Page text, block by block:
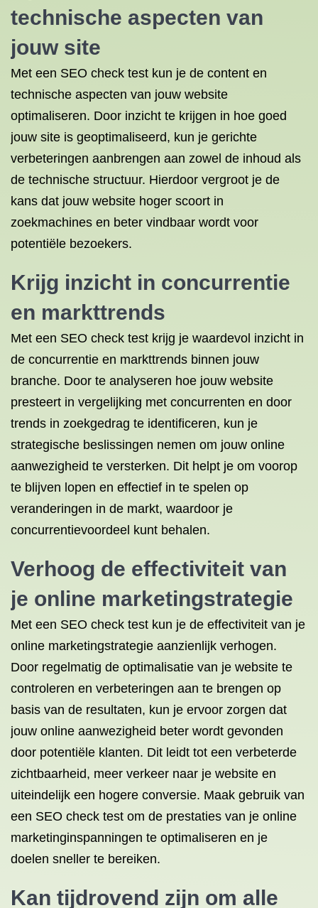
technische aspecten van
jouw site
Met een SEO check test kun je de content en
technische aspecten van jouw website
optimaliseren. Door inzicht te krijgen in hoe goed
jouw site is geoptimaliseerd, kun je gerichte
verbeteringen aanbrengen aan zowel de inhoud als
de technische structuur. Hierdoor vergroot je de
kans dat jouw website hoger scoort in
zoekmachines en beter vindbaar wordt voor
potentiële bezoekers.
Krijg inzicht in concurrentie
en markttrends
Met een SEO check test krijg je waardevol inzicht in
de concurrentie en markttrends binnen jouw
branche. Door te analyseren hoe jouw website
presteert in vergelijking met concurrenten en door
trends in zoekgedrag te identificeren, kun je
strategische beslissingen nemen om jouw online
aanwezigheid te versterken. Dit helpt je om voorop
te blijven lopen en effectief in te spelen op
veranderingen in de markt, waardoor je
concurrentievoordeel kunt behalen.
Verhoog de effectiviteit van
je online marketingstrategie
Met een SEO check test kun je de effectiviteit van je
online marketingstrategie aanzienlijk verhogen.
Door regelmatig de optimalisatie van je website te
controleren en verbeteringen aan te brengen op
basis van de resultaten, kun je ervoor zorgen dat
jouw online aanwezigheid beter wordt gevonden
door potentiële klanten. Dit leidt tot een verbeterde
zichtbaarheid, meer verkeer naar je website en
uiteindelijk een hogere conversie. Maak gebruik van
een SEO check test om de prestaties van je online
marketinginspanningen te optimaliseren en je
doelen sneller te bereiken.
Kan tijdrovend zijn om alle